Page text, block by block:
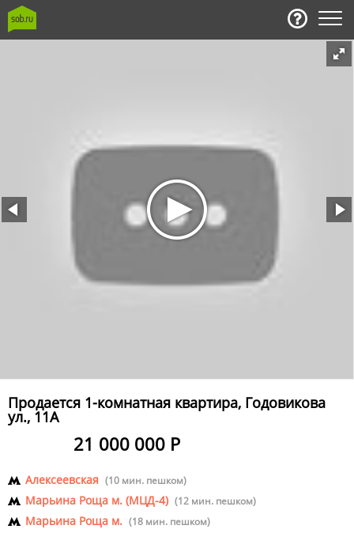
Продается 1-комнатная квартира, Годовикова
ул., 11А
21 000 000 Р
Алексеевская (10 мин. пешком)
Марьина Роща м. (МЦД-4) (12 мин. пешком)
Марьина Роща м. (18 мин. пешком)